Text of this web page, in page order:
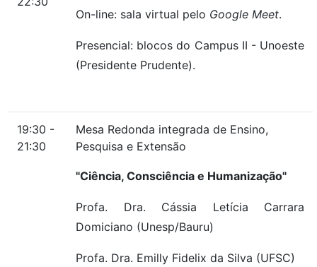
On-line: sala virtual pelo Google Meet.
Presencial: blocos do Campus II - Unoeste
(Presidente Prudente).
19:30 -
21:30
Mesa Redonda integrada de Ensino,
Pesquisa e Extensão
"Ciência, Consciência e Humanização"
Profa. Dra. Cássia Letícia Carrara
Domiciano (Unesp/Bauru)
Profa. Dra. Emilly Fidelix da Silva (UFSC)